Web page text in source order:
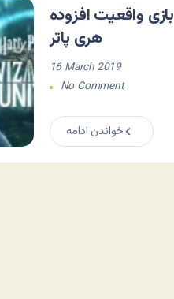
بازی واقعیت افزوده
هری پاتر
16 March 2019
No Comment
خواندن ادامه